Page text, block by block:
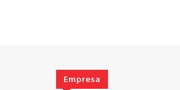
Empresa